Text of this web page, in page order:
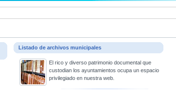
Listado de archivos municipales
El rico y diverso patrimonio documental que
custodian los ayuntamientos ocupa un espacio
privilegiado en nuestra web.